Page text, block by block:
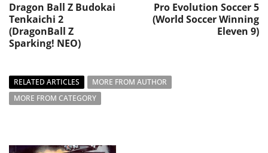
Dragon Ball Z Budokai
Tenkaichi 2
(DragonBall Z
Sparking! NEO)
Pro Evolution Soccer 5
(World Soccer Winning
Eleven 9)
RELATED ARTICLES
MORE FROM AUTHOR
MORE FROM CATEGORY